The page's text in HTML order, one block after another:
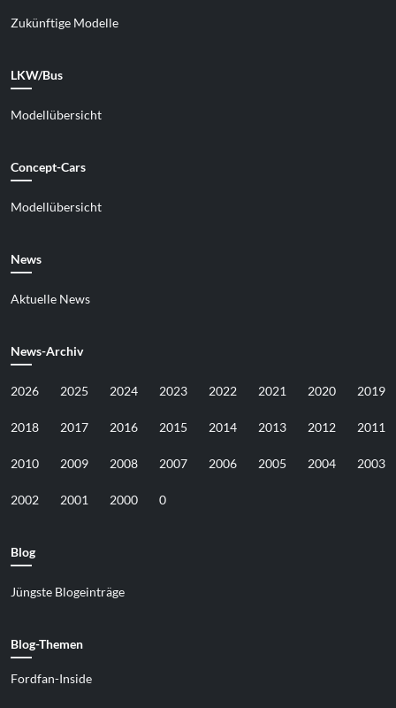
Zukünftige Modelle
LKW/Bus
Modellübersicht
Concept-Cars
Modellübersicht
News
Aktuelle News
News-Archiv
2026 2025 2024 2023 2022 2021 2020 2019
2018 2017 2016 2015 2014 2013 2012 2011
2010 2009 2008 2007 2006 2005 2004 2003
2002 2001 2000 0
Blog
Jüngste Blogeinträge
Blog-Themen
Fordfan-Inside